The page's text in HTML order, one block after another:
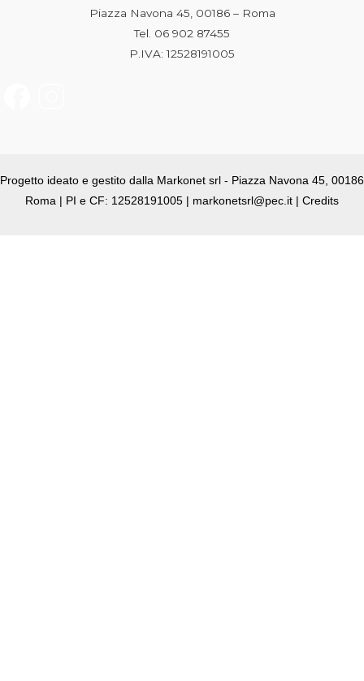
Piazza Navona 45, 00186 – Roma
Tel. 06 902 87455
P.IVA: 12528191005
Progetto ideato e gestito dalla Markonet srl - Piazza Navona 45, 00186
Roma | PI e CF: 12528191005 | markonetsrl@pec.it | Credits